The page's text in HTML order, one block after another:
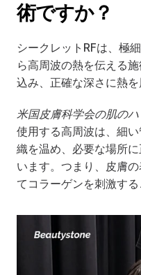
術ですか？
シークレットRFは、極
ら高周波の熱を伝える
込み、正確な深さに熱を
米国皮膚科学会の肌の
使用する高周波は、細
織を温め、必要な場所
います。つまり、皮膚
てコラーゲンを刺激する